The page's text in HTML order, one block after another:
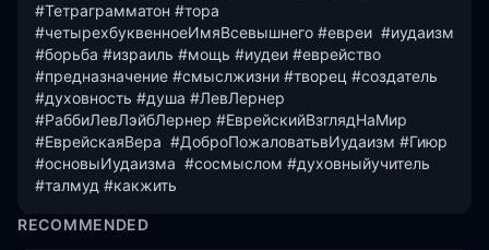
#Тетраграмматон #тора
#четырехбуквенноеИмяВсевышнего #евреи  #иудаизм
#борьба #израиль #мощь #иудеи #еврейство
#предназначение #смыслжизни #творец #создатель
#духовность #душа #ЛевЛернер
#РаббиЛевЛэйбЛернер #ЕврейскийВзглядНаМир
#ЕврейскаяВера  #ДоброПожаловатьвИудаизм #Гиюр
#основыИудаизма  #сосмыслом #духовныйучитель
#талмуд #какжить
RECOMMENDED